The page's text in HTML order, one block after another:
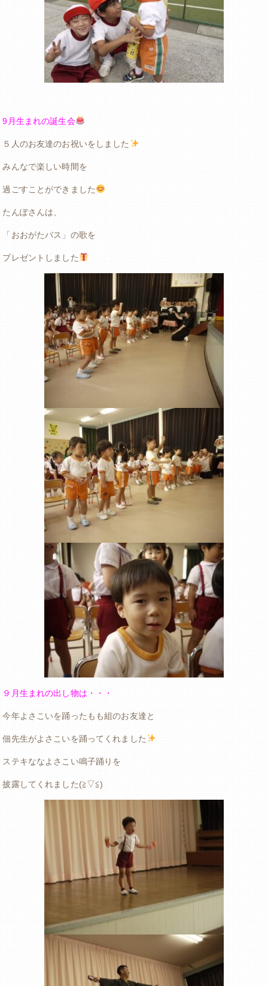
9月生まれの誕生会
５人のお友達のお祝いをしました
みんなで楽しい時間を
過ごすことができました
たんぽさんは、
「おおがたバス」の歌を
プレゼントしました
９月生まれの出し物は・・・
今年よさこいを踊ったもも組のお友達と
佃先生がよさこいを踊ってくれました
ステキななよさこい鳴子踊りを
披露してくれました(≧▽≦)